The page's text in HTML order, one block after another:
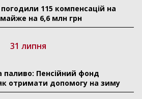
115 компенсацій на
на 6,6 млн грн
31 липня
паливо: Пенсійний фонд
отримати допомогу на зиму